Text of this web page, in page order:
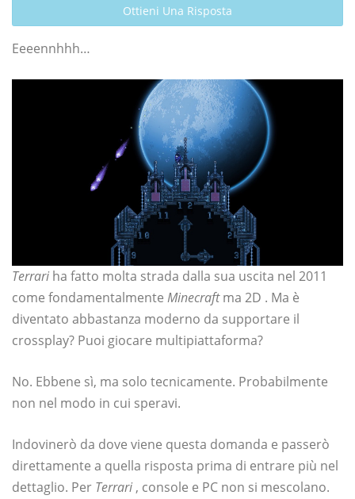
Ottieni Una Risposta
Eeeennhhh…
Terrari ha fatto molta strada dalla sua uscita nel 2011
come fondamentalmente Minecraftma 2D . Ma è
diventato abbastanza moderno da supportare il
crossplay? Puoi giocare multipiattaforma?
No. Ebbene sì, ma solo tecnicamente. Probabilmente
non nel modo in cui speravi.
Indovinerò da dove viene questa domanda e passerò
direttamente a quella risposta prima di entrare più nel
dettaglio. Per Terrari , console e PC non si mescolano.